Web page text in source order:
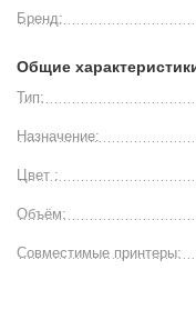
Бренд:
Общие
Тип:
Назначение:
Цвет :
Объём:
Совместимые принтеры: